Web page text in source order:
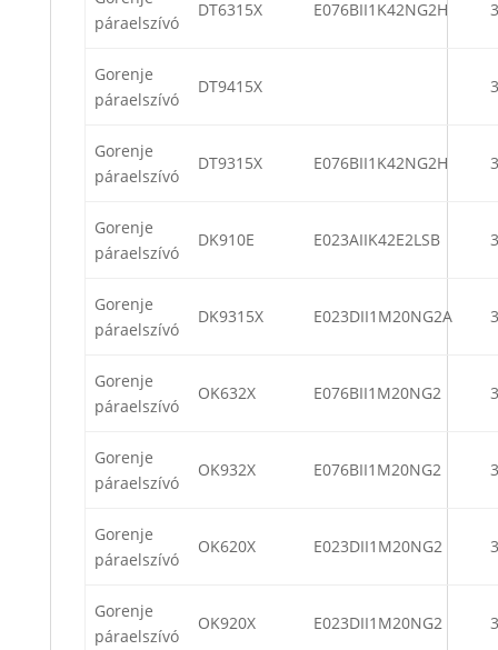
páraelszívó
DT6315X E076BII1K42NG2H
Gorenje
páraelszívó
DT9415X
Gorenje
páraelszívó
DT9315X E076BII1K42NG2H
Gorenje
páraelszívó
DK910E E023AIIK42E2LSB
Gorenje
páraelszívó
DK9315X E023DII1M20NG2A
Gorenje
páraelszívó
OK632X E076BII1M20NG2
Gorenje
páraelszívó
OK932X E076BII1M20NG2
Gorenje
páraelszívó
OK620X E023DII1M20NG2
Gorenje
páraelszívó
OK920X E023DII1M20NG2